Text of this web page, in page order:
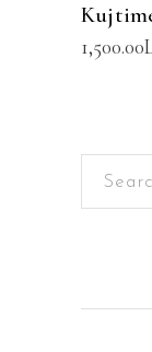
1,500.00
Search